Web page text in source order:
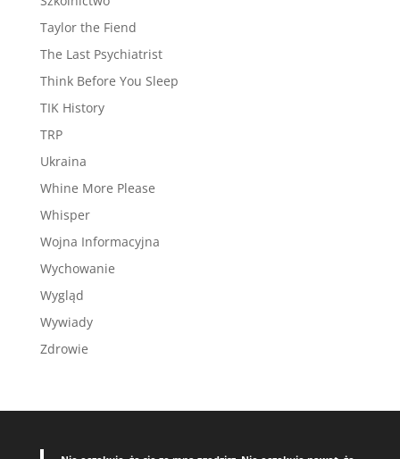
Taylor the Fiend
The Last Psychiatrist
Think Before You Sleep
TIK History
TRP
Ukraina
Whine More Please
Whisper
Wojna Informacyjna
Wychowanie
Wygląd
Wywiady
Zdrowie